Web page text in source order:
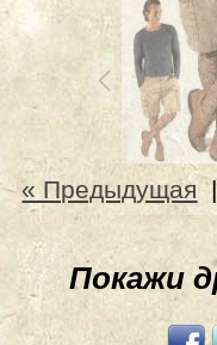
« Предыдущая
Покажи